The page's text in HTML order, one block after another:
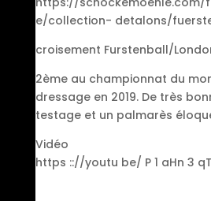
e/collection- detalons/
croisement Furstenball/
2ème au championnat du
dressage en 2019. De très
testage et un palmarès
Vidéo
https :://youtu be/ P 1 aHn 3